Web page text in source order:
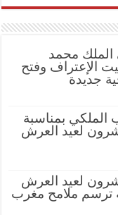
الملك محمد
الإعتراف وفتح
جديدة
الملكي بمناسبة
لعيد العرش
لعيد العرش
ترسم ملامح مغرب